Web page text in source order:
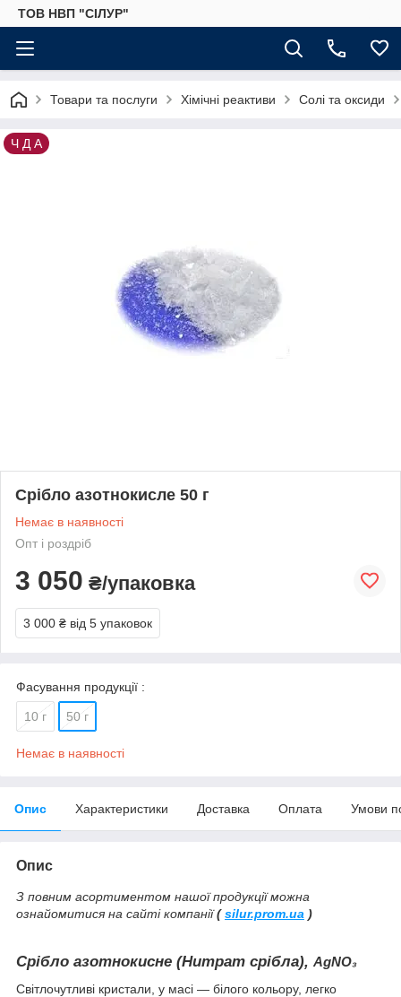
ТОВ НВП "СІЛУР"
Товари та послуги Хімічні реактиви Солі та оксиди
Ч Д А
Срібло азотнокисле 50 г
Немає в наявності
Опт і роздріб
3 050 ₴/упаковка
3 000 ₴ від 5 упаковок
Фасування продукції :
10 г 50 г
Немає в наявності
Опис Характеристики Доставка Оплата Умови
Опис
З повним асортиментом нашої продукції можна
ознайомитися на сайті компанії(silur.prom.ua )
Срібло азотнокисне (Нитрат срібла), AgNO₃
Світлочутливі кристали, у масі — білого кольору, легко